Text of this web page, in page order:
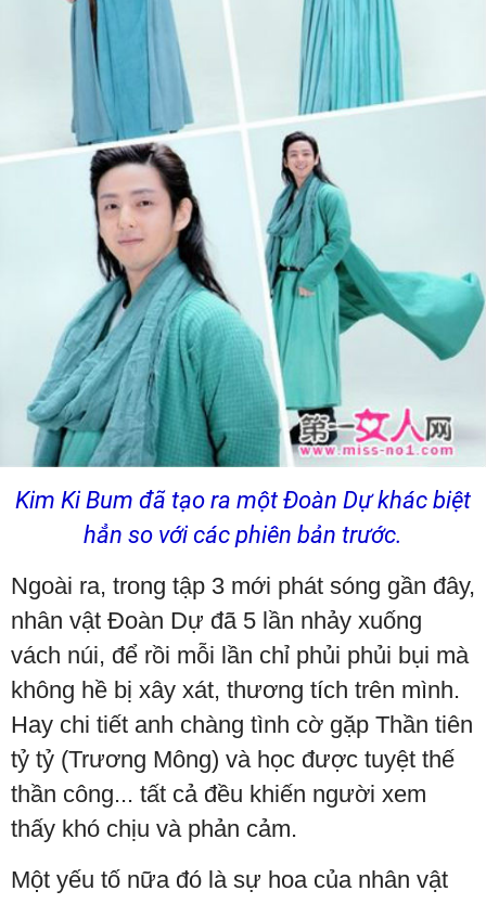
Kim Ki Bum đã tạo ra một Đoàn Dự khác biệt
hẳn so với các phiên bản trước.
Ngoài ra, trong tập 3 mới phát sóng gần đây,
nhân vật Đoàn Dự đã 5 lần nhảy xuống
vách núi, để rồi mỗi lần chỉ phủi phủi bụi mà
không hề bị xây xát, thương tích trên mình.
Hay chi tiết anh chàng tình cờ gặp Thần tiên
tỷ tỷ (Trương Mông) và học được tuyệt thế
thần công... tất cả đều khiến người xem
thấy khó chịu và phản cảm.
Một yếu tố nữa đó là sự hoa của nhân vật